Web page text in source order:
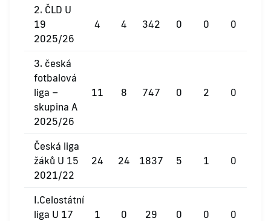
2. ČLD U
19
2025/26
4 4 342 0 0 0
3. česká
fotbalová
liga –
skupina A
2025/26
11 8 747 0 2 0
Česká liga
žáků U 15
2021/22
24 24 1837 5 1 0
I.Celostátní
liga U 17
1 0 29 0 0 0